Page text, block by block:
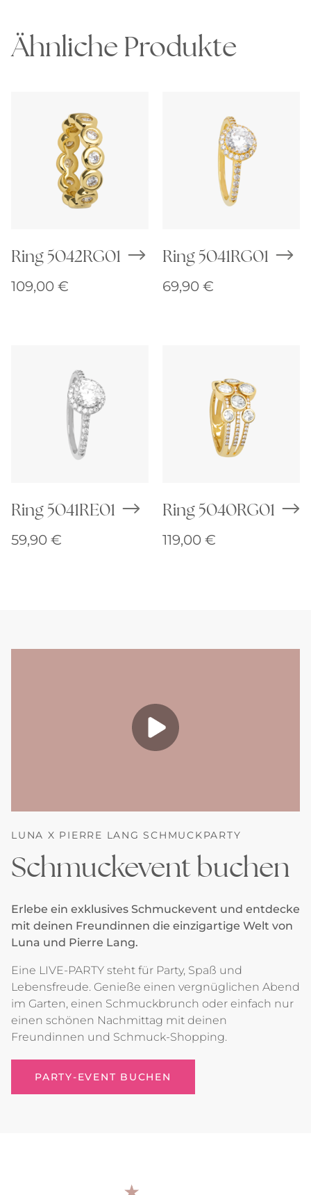
Ähnliche Produkte
Ring 5042RG01
109,00 €
Ring 5041RG01
69,90 €
Ring 5041RE01
59,90 €
Ring 5040RG01
119,00 €
LUNA X PIERRE LANG SCHMUCKPARTY
Schmuckevent buchen
Erlebe ein exklusives Schmuckevent und entdecke
mit deinen Freundinnen die einzigartige Welt von
Luna und Pierre Lang.
Eine LIVE-PARTY steht für Party, Spaß und
Lebensfreude. Genieße einen vergnüglichen Abend
im Garten, einen Schmuckbrunch oder einfach nur
einen schönen Nachmittag mit deinen
Freundinnen und Schmuck-Shopping.
PARTY-EVENT BUCHEN